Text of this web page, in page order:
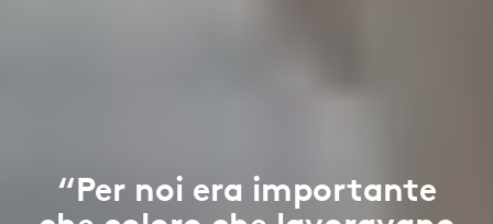
“Per noi era importante